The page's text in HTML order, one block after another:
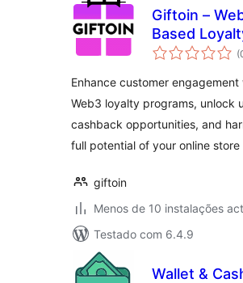
Giftoin –
Based
Cashback
Enhance customer engagement
Web3 loyalty programs, unlock
cashback opportunities, and
full potential of your online
giftoin
Menos de 10 instalações
Testado com 6.4.9
Wallet &